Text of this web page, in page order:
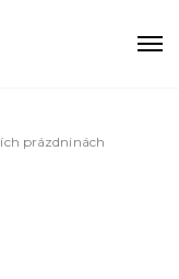
prázdninách